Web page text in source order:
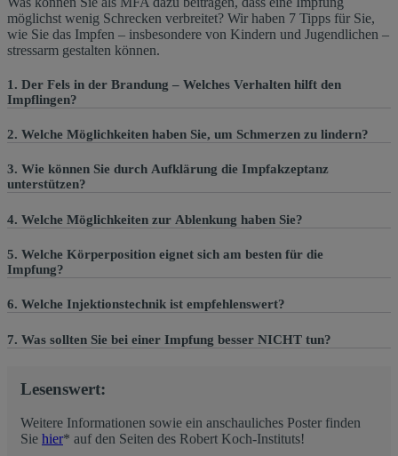
möglichst wenig Schrecken verbreitet? Wir haben 7 Tipps für Sie,
wie Sie das Impfen – insbesondere von Kindern und Jugendlichen –
stressarm gestalten können.
1. Der Fels in der Brandung ‒ Welches Verhalten hilft den
Impflingen?
2. Welche Möglichkeiten haben Sie, um Schmerzen zu lindern?
3. Wie können Sie durch Aufklärung die Impfakzeptanz
unterstützen?
4. Welche Möglichkeiten zur Ablenkung haben Sie?
5. Welche Körperposition eignet sich am besten für die
Impfung?
6. Welche Injektionstechnik ist empfehlenswert?
7. Was sollten Sie bei einer Impfung besser NICHT tun?
Lesenswert:
Weitere Informationen sowie ein anschauliches Poster finden
Sie hier* auf den Seiten des Robert Koch-Instituts!